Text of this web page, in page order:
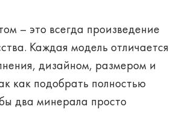
– это всегда произведение
Каждая модель отличается
дизайном, размером и
как подобрать полностью
два минерала просто